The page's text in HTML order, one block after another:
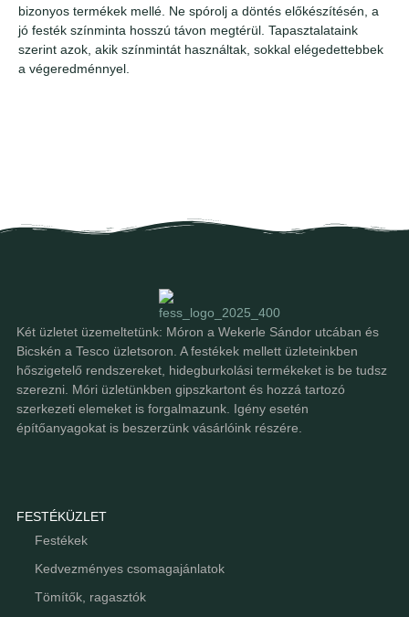
bizonyos termékek mellé. Ne spórolj a döntés előkészítésén, a
jó festék színminta hosszú távon megtérül. Tapasztalataink
szerint azok, akik színmintát használtak, sokkal elégedettebbek
a végeredménnyel.
Két üzletet üzemeltetünk: Móron a Wekerle Sándor utcában és
Bicskén a Tesco üzletsoron. A festékek mellett üzleteinkben
hőszigetelő rendszereket, hidegburkolási termékeket is be tudsz
szerezni. Móri üzletünkben gipszkartont és hozzá tartozó
szerkezeti elemeket is forgalmazunk. Igény esetén
építőanyagokat is beszerzünk vásárlóink részére.
FESTÉKÜZLET
Festékek
Kedvezményes csomagajánlatok
Tömítők, ragasztók